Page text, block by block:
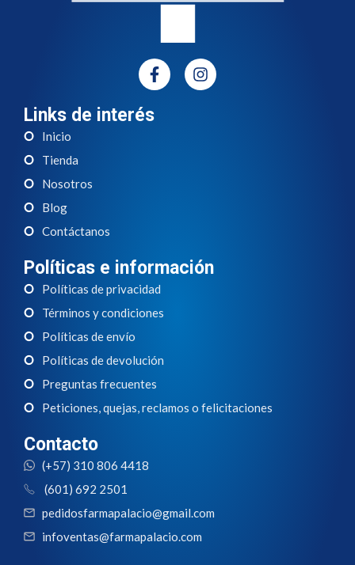
Links de interés
Inicio
Tienda
Nosotros
Blog
Contáctanos
Políticas e información
Políticas de privacidad
Términos y condiciones
Políticas de envío
Políticas de devolución
Preguntas frecuentes
Peticiones, quejas, reclamos o felicitaciones
Contacto
(+57) 310 806 4418
(601) 692 2501
pedidosfarmapalacio@gmail.com
infoventas@farmapalacio.com